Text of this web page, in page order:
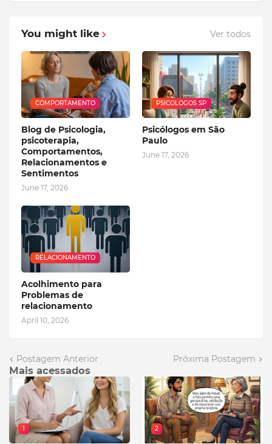
You might like Ver todos
COMPORTAMENTO
Blog de Psicologia,
psicoterapia,
Comportamentos,
Relacionamentos e
Sentimentos
June 17, 2026
PSICOLOGOS SP
Psicólogos em São
Paulo
June 17, 2026
RELACIONAMENTO
Acolhimento para
Problemas de
relacionamento
April 10, 2026
Postagem Anterior Próxima Postagem
Mais acessados
1 2